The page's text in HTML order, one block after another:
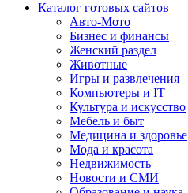
Каталог готовых сайтов
Авто-Мото
Бизнес и финансы
Женский раздел
Животные
Игры и развлечения
Компьютеры и IT
Культура и искусство
Мебель и быт
Медицина и здоровье
Мода и красота
Недвижимость
Новости и СМИ